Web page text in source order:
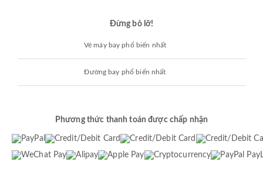
Đừng bỏ lỡ!
Vé máy bay phổ biến nhất
Đường bay phổ biến nhất
Phương thức thanh toán được chấp nhận